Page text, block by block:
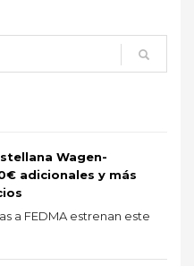
Wagen-
adicionales y más
a FEDMA estrenan este